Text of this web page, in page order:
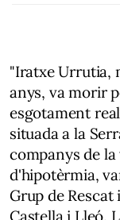
"Iratxe Urrutia,
anys, va morir
esgotament
situada a la
companys de
d'hipotèrmia,
Grup de Rescat
Castella i Lleó.